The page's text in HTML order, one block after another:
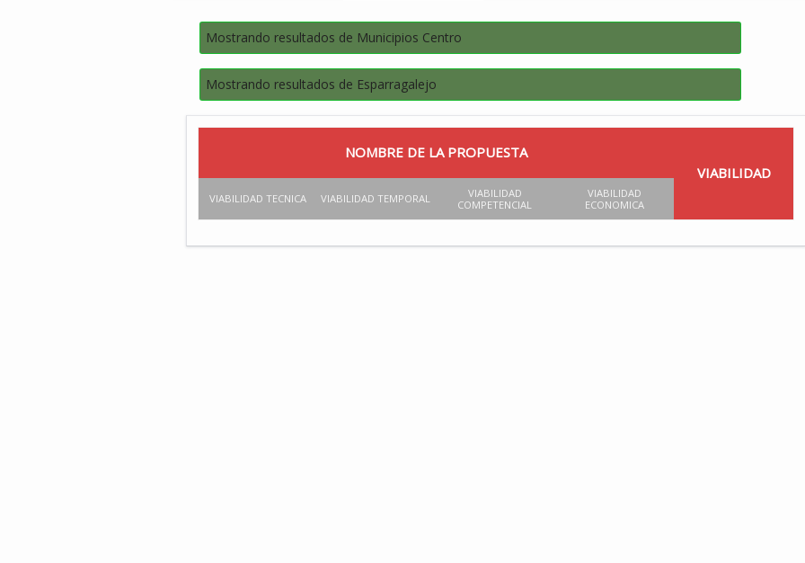
Mostrando resultados de Municipios Centro
Mostrando resultados de Esparragalejo
NOMBRE DE LA PROPUESTA
VIABILIDAD
VIABILIDAD TECNICA VIABILIDAD TEMPORAL
VIABILIDAD
COMPETENCIAL
VIABILIDAD
ECONOMICA